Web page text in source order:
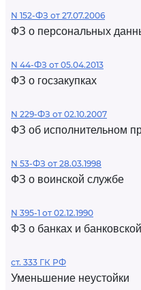
N 152-ФЗ от 27.07.2006
ФЗ о персональных
N 44-ФЗ от 05.04.2013
ФЗ о госзакупках
N 229-ФЗ от 02.10.2007
ФЗ об исполнительном
N 53-ФЗ от 28.03.1998
ФЗ о воинской службе
N 395-1 от 02.12.1990
ФЗ о банках и
ст. 333 ГК РФ
Уменьшение неустойки